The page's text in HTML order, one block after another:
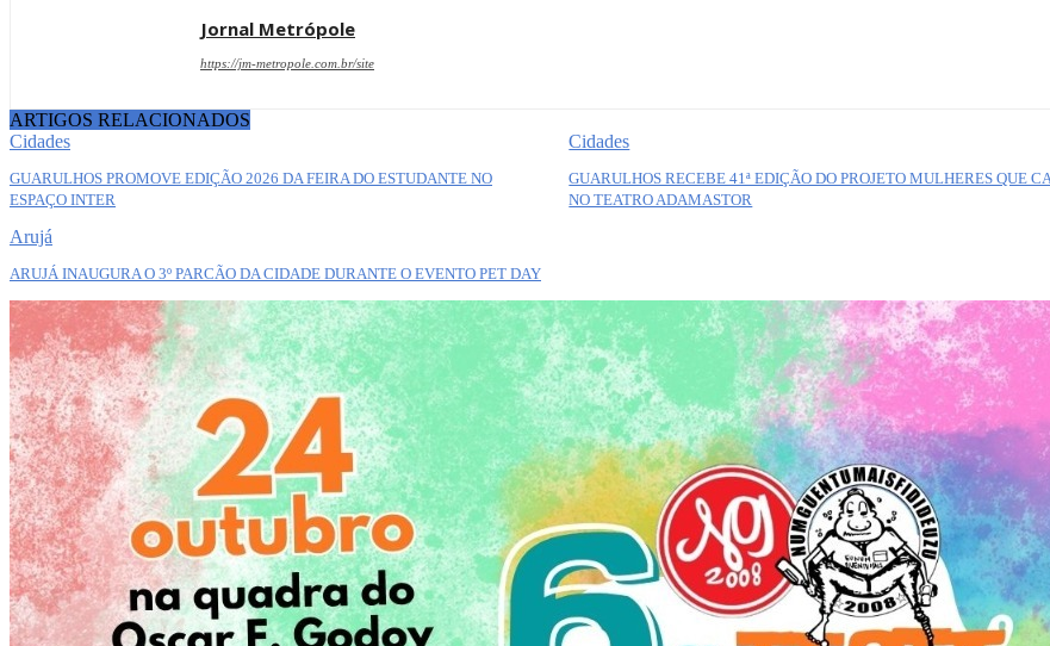
Jornal Metrópole
https://jm-metropole.com.br/site
ARTIGOS RELACIONADOS
Cidades
GUARULHOS PROMOVE EDIÇÃO 2026 DA FEIRA DO ESTUDANTE NO
ESPAÇO INTER
Cidades
GUARULHOS RECEBE 41ª EDIÇÃO DO PROJETO MULHERES QUE
NO TEATRO ADAMASTOR
Arujá
ARUJÁ INAUGURA O 3º PARCÃO DA CIDADE DURANTE O EVENTO PET DAY